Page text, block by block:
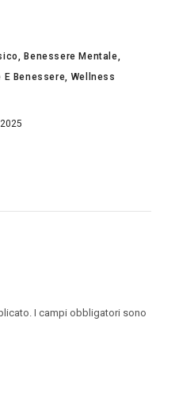
Benessere Mentale
E Benessere Wellness
I campi obbligatori sono